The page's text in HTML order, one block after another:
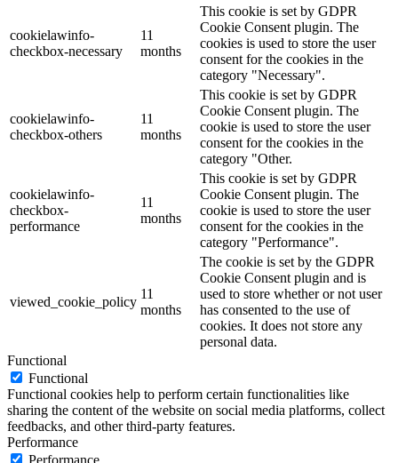
cookielawinfo-
checkbox-necessary
11
months
This cookie is set by GDPR
Cookie Consent plugin. The
cookies is used to store the user
consent for the cookies in the
category "Necessary".
cookielawinfo-
checkbox-others
11
months
This cookie is set by GDPR
Cookie Consent plugin. The
cookie is used to store the user
consent for the cookies in the
category "Other.
cookielawinfo-
checkbox-
performance
11
months
This cookie is set by GDPR
Cookie Consent plugin. The
cookie is used to store the user
consent for the cookies in the
category "Performance".
viewed_cookie_policy
11
months
The cookie is set by the GDPR
Cookie Consent plugin and is
used to store whether or not user
has consented to the use of
cookies. It does not store any
personal data.
Functional
Functional
Functional cookies help to perform certain functionalities like
sharing the content of the website on social media platforms, collect
feedbacks, and other third-party features.
Performance
Performance